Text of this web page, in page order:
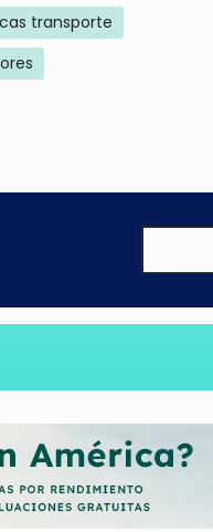
transporte